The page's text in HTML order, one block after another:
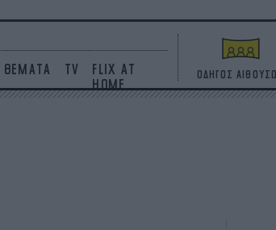
ΘΕΜΑΤΑ TV
FLIX AT
HOME
ΟΔΗΓΟΣ